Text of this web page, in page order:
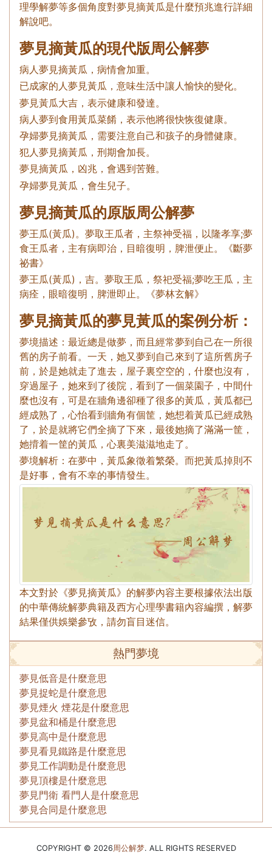
理學解夢等多個角度對夢見摘黃瓜是什麼預兆進行詳細
解說吧。
夢見摘黃瓜的現代版周公解夢
病人夢見摘黃瓜，病情會加重。
已成家的人夢見黃瓜，意味生活中讓人愉快的變化。
夢見黃瓜大吉，表示健康和發達。
病人夢到食用黃瓜菜餚，表示他將很快恢復健康。
孕婦夢見摘黃瓜，需要注意自己和孩子的身體健康。
犯人夢見摘黃瓜，刑期會加長。
夢見摘黃瓜，凶兆，會遇到苦難。
孕婦夢見黃瓜，會生兒子。
夢見摘黃瓜的原版周公解夢
夢王瓜(黃瓜)。夢取王瓜者，主祭神受福，以隆孝享;夢
食王瓜者，主有病即治，目暗復明，脾泄便止。《斷夢
祕書》
夢王瓜(黃瓜)，吉。夢取王瓜，祭祀受福;夢吃王瓜，主
病痊，眼暗復明，脾泄即止。《夢林玄解》
夢見摘黃瓜的夢見黃瓜的案例分析：
夢境描述：最近總是做夢，而且經常夢到自己在一所很
舊的房子前看。一天，她又夢到自己來到了這所舊房子
前，於是她就走了進去，屋子裏空空的，什麼也沒有，
穿過屋子，她來到了後院，看到了一個菜園子，中間什
麼也沒有，可是在牆角邊卻種了很多的黃瓜，黃瓜都已
經成熟了，心怡看到牆角有個筐，她想着黃瓜已經成熟
了，於是就將它們全摘了下來，最後她摘了滿滿一筐，
她揹着一筐的黃瓜，心裏美滋滋地走了。
夢境解析：在夢中，黃瓜象徵着繁榮。而把黃瓜掉則不
是好事，會有不幸的事情發生。
本文對於《夢見摘黃瓜》的解夢內容主要根據依法出版
的中華傳統解夢典籍及西方心理學書籍內容編撰，解夢
結果僅供娛樂參攷，請勿盲目迷信。
熱門夢境
夢見低音是什麼意思
夢見捉蛇是什麼意思
夢見煙火 煙花是什麼意思
夢見盆和桶是什麼意思
夢見高中是什麼意思
夢見看見鐵路是什麼意思
夢見工作調動是什麼意思
夢見頂樓是什麼意思
夢見門衛 看門人是什麼意思
夢見合同是什麼意思
COPYRIGHT © 2026周公解梦. ALL RIGHTS RESERVED